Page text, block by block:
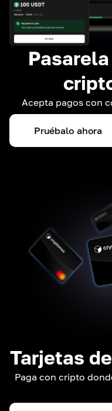
Acepta pagos con
Pruébalo ahora
Tarjetas
Paga con cripto